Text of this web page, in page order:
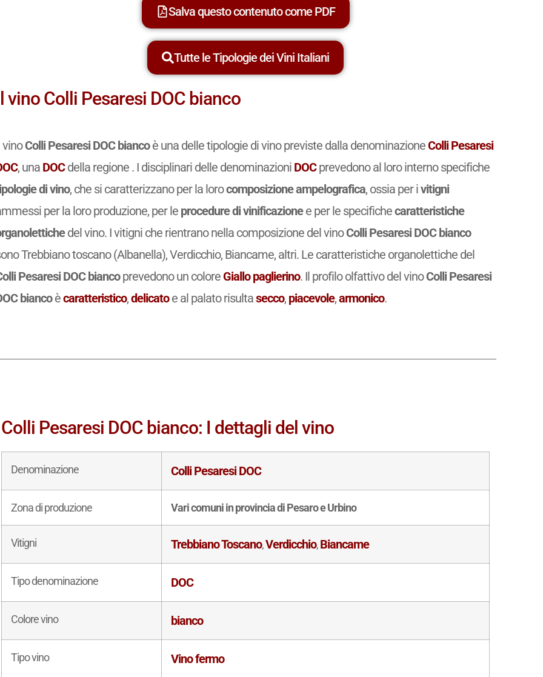
Salva questo contenuto come PDF
Tutte le Tipologie dei Vini Italiani
vino Colli Pesaresi DOC bianco
vinoColli Pesaresi DOC biancoè una delle tipologie di vino previste dalla denominazioneColli Pesaresi
, una DOCdella regione . I disciplinari delle denominazioni DOCprevedono al loro interno specifiche
di vino, che si caratterizzano per la lorocomposizione ampelografica, ossia per ivitigni
per la loro produzione, per le procedure di vinificazionee per le specifichecaratteristiche
del vino. I vitigni che rientrano nella composizione del vinoColli Pesaresi DOC bianco
Trebbiano toscano (Albanella), Verdicchio, Biancame, altri. Le caratteristiche organolettiche del
Pesaresi DOC biancoprevedono un colore Giallo paglierino. Il profilo olfattivo del vinoColli Pesaresi
biancoècaratteristico,delicatoe al palato risultasecco, piacevole,armonico.
Colli Pesaresi DOC bianco: I dettagli del vino
Denominazione Colli Pesaresi DOC
Zona di produzione Vari comuni in provincia di Pesaro e Urbino
Vitigni Trebbiano Toscano,Verdicchio,Biancame
Tipo denominazione DOC
Colore vino bianco
Tipo vino Vino fermo